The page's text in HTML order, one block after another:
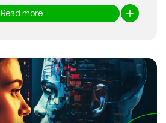
Read more